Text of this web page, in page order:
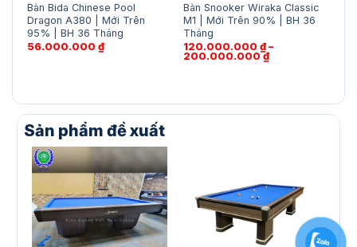
Bàn Bida Chinese Pool
Dragon A380 | Mới Trên
95% | BH 36 Tháng
56.000.000 ₫
Bàn Snooker Wiraka Classic
M1 | Mới Trên 90% | BH 36
Tháng
120.000.000 ₫ –
200.000.000₫Khoảng
giá:
200.000.000 ₫
Sản phẩm đề xuất